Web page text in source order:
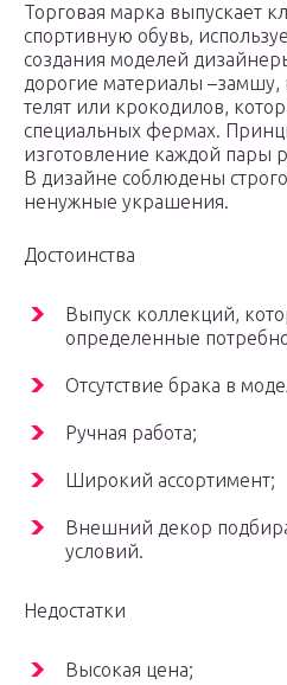
Торговая марка выпускает
спортивную обувь,
создания моделей
дорогие материалы
телят или крокодилов,
специальных фермах.
изготовление каждой пары
В дизайне соблюдены
ненужные украшения.
Достоинства
Выпуск коллекций,
определенные
Отсутствие брака в
Ручная работа;
Широкий ассортимент;
Внешний декор
условий.
Недостатки
Высокая цена;